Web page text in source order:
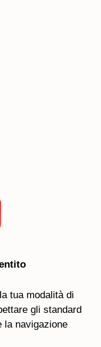
tua modalità di
gli standard
la navigazione